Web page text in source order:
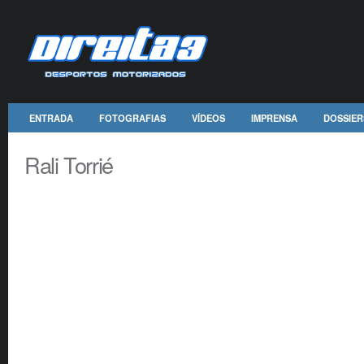
ENTRADA FOTOGRAFIAS VÍDEOS IMPRENSA
Rali Torrié